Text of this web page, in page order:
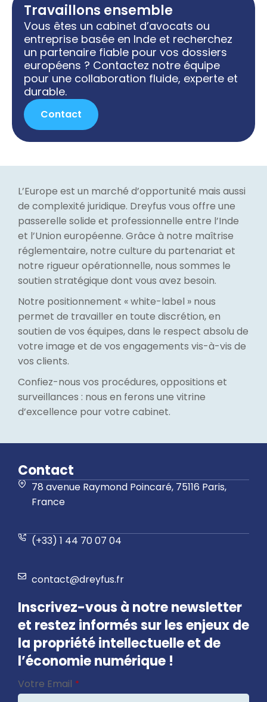
Travaillons ensemble
Vous êtes un cabinet d’avocats ou
entreprise basée en Inde et recherchez
un partenaire fiable pour vos dossiers
européens ? Contactez notre équipe
pour une collaboration fluide, experte et
durable.
Contact
L’Europe est un marché d’opportunité mais aussi
de complexité juridique. Dreyfus vous offre une
passerelle solide et professionnelle entre l’Inde
et l’Union européenne. Grâce à notre maîtrise
réglementaire, notre culture du partenariat et
notre rigueur opérationnelle, nous sommes le
soutien stratégique dont vous avez besoin.
Notre positionnement « white-label » nous
permet de travailler en toute discrétion, en
soutien de vos équipes, dans le respect absolu de
votre image et de vos engagements vis-à-vis de
vos clients.
Confiez-nous vos procédures, oppositions et
surveillances : nous en ferons une vitrine
d’excellence pour votre cabinet.
Contact
78 avenue Raymond Poincaré, 75116 Paris,
France
(+33) 1 44 70 07 04
contact@dreyfus.fr
Inscrivez-vous à notre newsletter
et restez informés sur les enjeux de
la propriété intellectuelle et de
l’économie numérique !
Phone
Number *
Votre Email *